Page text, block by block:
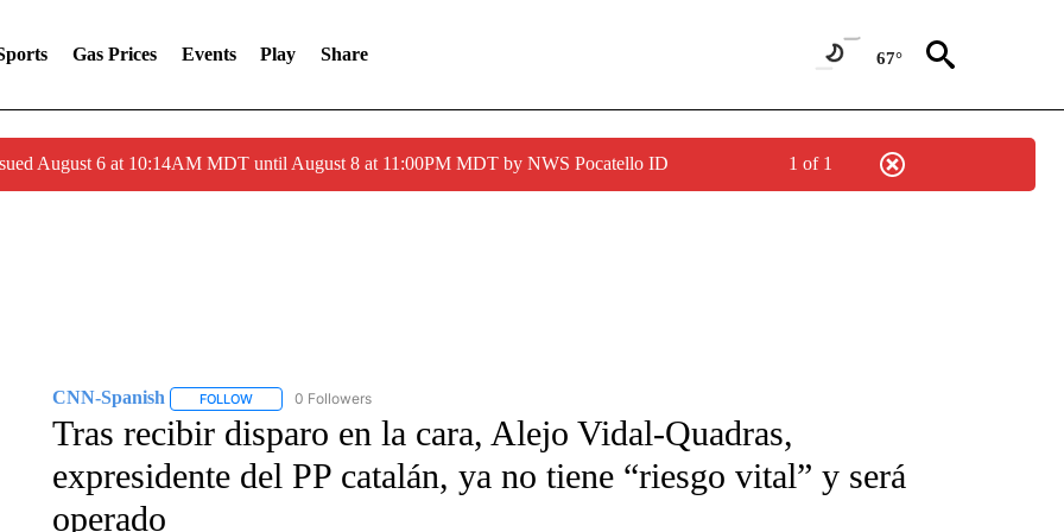
Gas Prices Events Play Share 67°
August 6 at 10:14AM MDT until August 8 at 11:00PM MDT by NWS Pocatello ID 1 of 1
CNN-Spanish FOLLOWFOLLOW "CNN-SPANISH" TO RECEIVE NOTIFICATIONS ABOUT NEW PAGES ON "CNN-SPANISH".
0 Followers
Tras recibir disparo en la cara, Alejo Vidal-Quadras,
expresidente del PP catalán, ya no tiene “riesgo vital” y será
operado